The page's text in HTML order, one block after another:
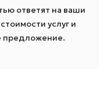
ответят на ваши
услуг и
предложение.